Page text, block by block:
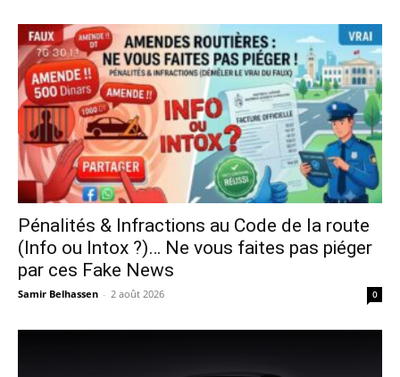
Pénalités & Infractions au Code de la route
(Info ou Intox ?)… Ne vous faites pas piéger
par ces Fake News
Samir Belhassen - 2 août 2026 0